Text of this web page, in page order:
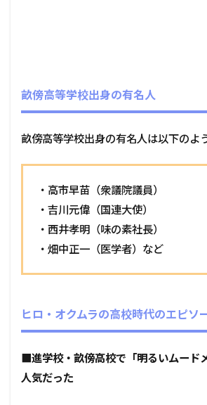
畝傍高等学校出身の有名人
畝傍高等学校出身の有名人は以下のよ
・高市早苗（衆議院議員）
・吉川元偉（国連大使）
・西井孝明（味の素社長）
・畑中正一（医学者）など
ヒロ・オクムラの高校時代のエピソ
■進学校・畝傍高校で「明るいムード
人気だった